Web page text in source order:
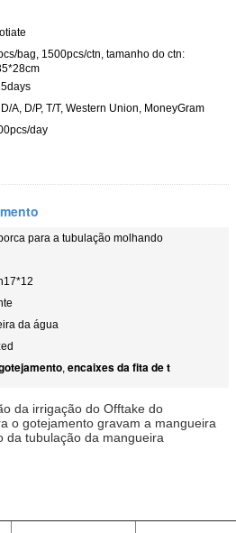
bag, 1500pcs/ctn, tamanho do ctn:
A, D/P, T/T, Western Union, MoneyGram
day
para a tubulação molhando
da água
, encaixes da fita de t
da irrigação do Offtake do
o gotejamento gravam a mangueira
da tubulação da mangueira